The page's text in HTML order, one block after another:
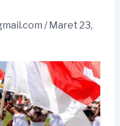
/ Maret 23,